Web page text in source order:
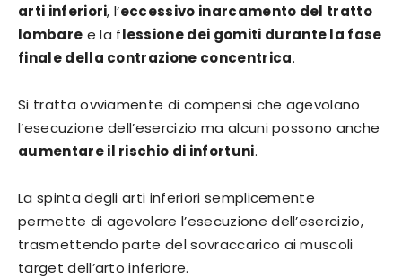
arti inferiori, l’eccessivo inarcamento del tratto
lombare e la flessione dei gomiti durante la fase
finale della contrazione concentrica.
Si tratta ovviamente di compensi che agevolano
l’esecuzione dell’esercizio ma alcuni possono anche
aumentare il rischio di infortuni.
La spinta degli arti inferiori semplicemente
permette di agevolare l’esecuzione dell’esercizio,
trasmettendo parte del sovraccarico ai muscoli
target dell’arto inferiore.